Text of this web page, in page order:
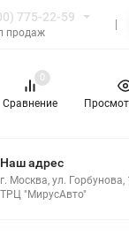
775-22-59
продаж
Сравнение
0
Наш адрес
г. Москва, ул. Горбунова,
ТРЦ "МирусАвто"